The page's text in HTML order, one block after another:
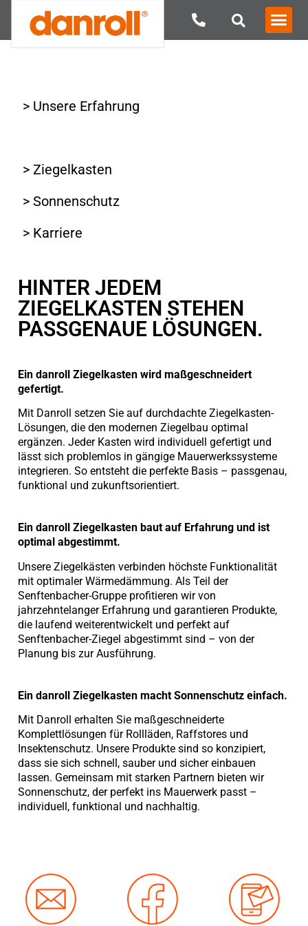
> Unsere Erfahrung
> Ziegelkasten
> Sonnenschutz
> Karriere
HINTER JEDEM
ZIEGELKASTEN STEHEN
PASSGENAUE LÖSUNGEN.
Ein danroll Ziegelkasten wird maßgeschneidert
gefertigt.
Mit Danroll setzen Sie auf durchdachte Ziegelkasten-
Lösungen, die den modernen Ziegelbau optimal
ergänzen. Jeder Kasten wird individuell gefertigt und
lässt sich problemlos in gängige Mauerwerkssysteme
integrieren. So entsteht die perfekte Basis – passgenau,
funktional und zukunftsorientiert.
Ein danroll Ziegelkasten baut auf Erfahrung und ist
optimal abgestimmt.
Unsere Ziegelkästen verbinden höchste Funktionalität
mit optimaler Wärmedämmung. Als Teil der
Senftenbacher-Gruppe profitieren wir von
jahrzehntelanger Erfahrung und garantieren Produkte,
die laufend weiterentwickelt und perfekt auf
Senftenbacher-Ziegel abgestimmt sind – von der
Planung bis zur Ausführung.
Ein danroll Ziegelkasten macht Sonnenschutz einfach.
Mit Danroll erhalten Sie maßgeschneiderte
Komplettlösungen für Rollläden, Raffstores und
Insektenschutz. Unsere Produkte sind so konzipiert,
dass sie sich schnell, sauber und sicher einbauen
lassen. Gemeinsam mit starken Partnern bieten wir
Sonnenschutz, der perfekt ins Mauerwerk passt –
individuell, funktional und nachhaltig.